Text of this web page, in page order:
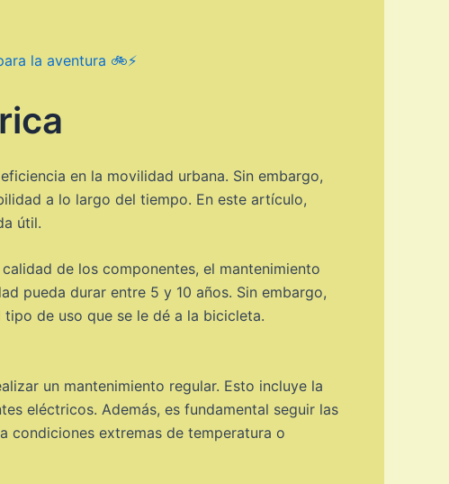
la aventura 🚲⚡️
en la movilidad urbana. Sin embargo,
a lo largo del tiempo. En este artículo,
útil.
de los componentes, el mantenimiento
pueda durar entre 5 y 10 años. Sin embargo,
de uso que se le dé a la bicicleta.
un mantenimiento regular. Esto incluye la
eléctricos. Además, es fundamental seguir las
condiciones extremas de temperatura o